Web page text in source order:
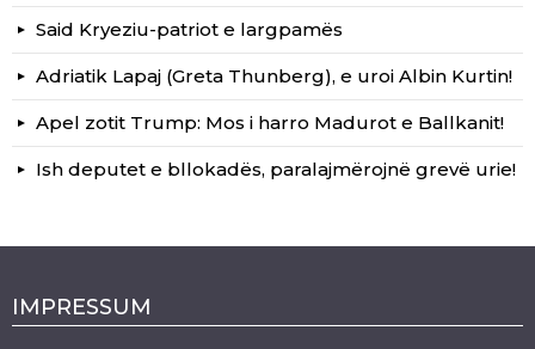
Said Kryeziu-patriot e largpamës
Adriatik Lapaj (Greta Thunberg), e uroi Albin Kurtin!
Apel zotit Trump: Mos i harro Madurot e Ballkanit!
Ish deputet e bllokadës, paralajmërojnë grevë urie!
IMPRESSUM